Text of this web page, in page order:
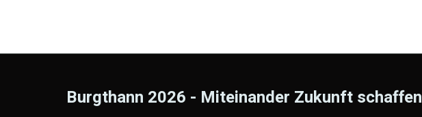
Burgthann 2026 - Miteinander Zukunft schaffen